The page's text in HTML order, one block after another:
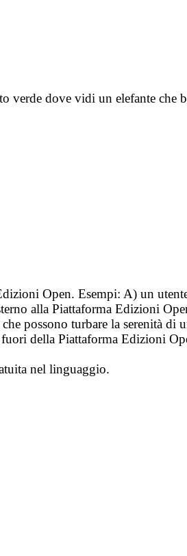
verde dove vidi un elefante
Open. Esempi: A) un
alla Piattaforma Edizioni
possono turbare la serenità
della Piattaforma Edizioni
nel linguaggio.